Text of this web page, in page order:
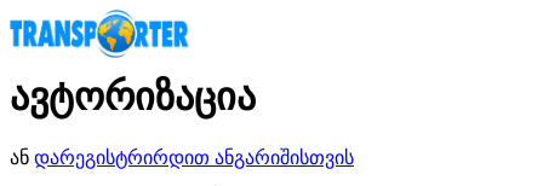
ავტორიზაცია
ან დარეგისტრირდით ანგარიშისთვის